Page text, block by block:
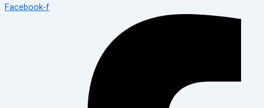
Facebook-f